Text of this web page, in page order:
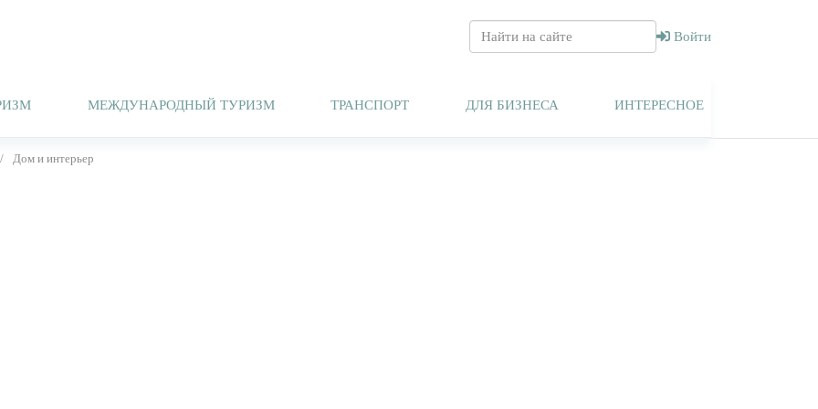
Войти
МЕЖДУНАРОДНЫЙ ТУРИЗМ ТРАНСПОРТ ДЛЯ БИЗНЕСА ИНТЕРЕСНОЕ
Дом и интерьер